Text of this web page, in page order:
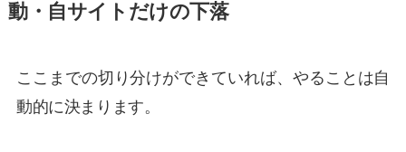
動・自サイトだけの下落
ここまでの切り分けができていれば、やることは自
動的に決まります。